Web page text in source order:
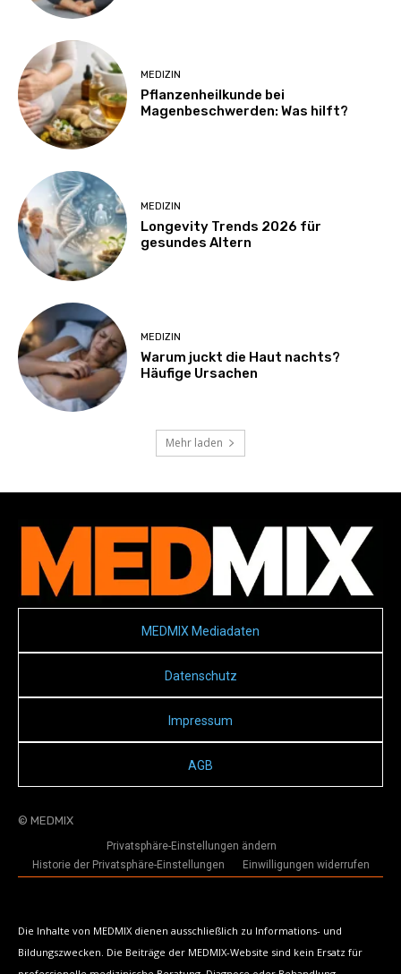
MEDIZIN
Pflanzenheilkunde bei
Magenbeschwerden: Was hilft?
MEDIZIN
Longevity Trends 2026 für
gesundes Altern
MEDIZIN
Warum juckt die Haut nachts?
Häufige Ursachen
Mehr laden
MEDMIX Mediadaten
Datenschutz
Impressum
AGB
© MEDMIX
Privatsphäre-Einstellungen ändern
Historie der Privatsphäre-Einstellungen
Einwilligungen widerrufen
Die Inhalte von MEDMIX dienen ausschließlich zu Informations- und
Bildungszwecken. Die Beiträge der MEDMIX-Website sind kein Ersatz für